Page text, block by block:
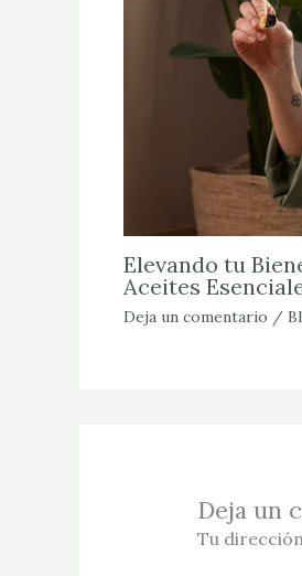
Elevando tu
Aceites
Deja un comentario /
Deja un
Tu